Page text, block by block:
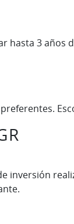
hasta 3
inversión